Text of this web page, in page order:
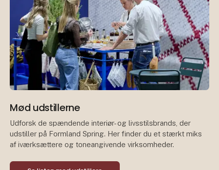
Mød udstillerne
Udforsk de spændende interiør- og livsstilsbrands, der
udstiller på Formland Spring. Her finder du et stærkt miks
af iværksættere og toneangivende virksomheder.